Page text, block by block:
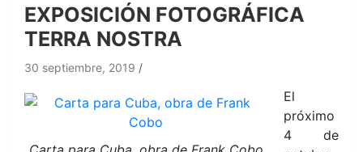
EXPOSICIÓN FOTOGRÁFICA
TERRA NOSTRA
30 septiembre, 2019
El
próximo
4 de